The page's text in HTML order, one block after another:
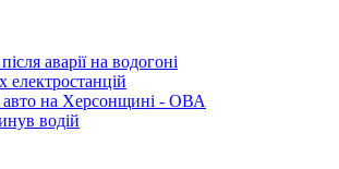
аварії на водогоні
авто на Херсонщині - ОВА
водій